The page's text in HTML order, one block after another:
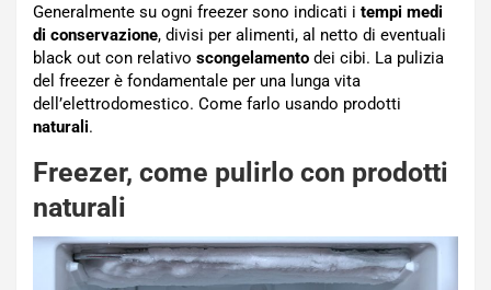
Generalmente su ogni freezer sono indicati i tempi medi
di conservazione, divisi per alimenti, al netto di eventuali
black out con relativo scongelamento dei cibi. La pulizia
del freezer è fondamentale per una lunga vita
dell’elettrodomestico. Come farlo usando prodotti
naturali.
Freezer, come pulirlo con prodotti
naturali